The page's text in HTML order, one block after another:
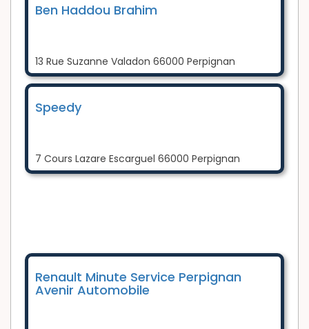
Ben Haddou Brahim
13 Rue Suzanne Valadon 66000 Perpignan
Speedy
7 Cours Lazare Escarguel 66000 Perpignan
Renault Minute Service Perpignan
Avenir Automobile